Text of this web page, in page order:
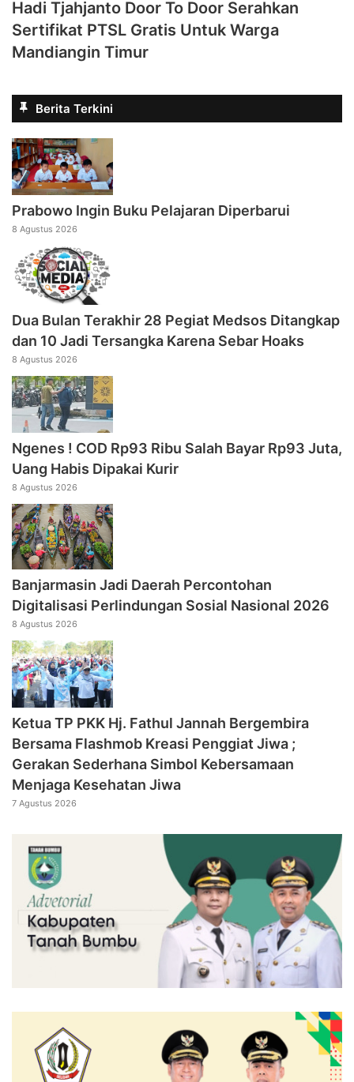
Hadi Tjahjanto Door To Door Serahkan
Sertifikat PTSL Gratis Untuk Warga
Mandiangin Timur
Berita Terkini
Prabowo Ingin Buku Pelajaran Diperbarui
8 Agustus 2026
Dua Bulan Terakhir 28 Pegiat Medsos Ditangkap
dan 10 Jadi Tersangka Karena Sebar Hoaks
8 Agustus 2026
Ngenes ! COD Rp93 Ribu Salah Bayar Rp93 Juta,
Uang Habis Dipakai Kurir
8 Agustus 2026
Banjarmasin Jadi Daerah Percontohan
Digitalisasi Perlindungan Sosial Nasional 2026
8 Agustus 2026
‎Ketua TP PKK Hj. Fathul Jannah Bergembira
Bersama Flashmob Kreasi Penggiat Jiwa ;
Gerakan Sederhana Simbol Kebersamaan
Menjaga Kesehatan Jiwa
7 Agustus 2026